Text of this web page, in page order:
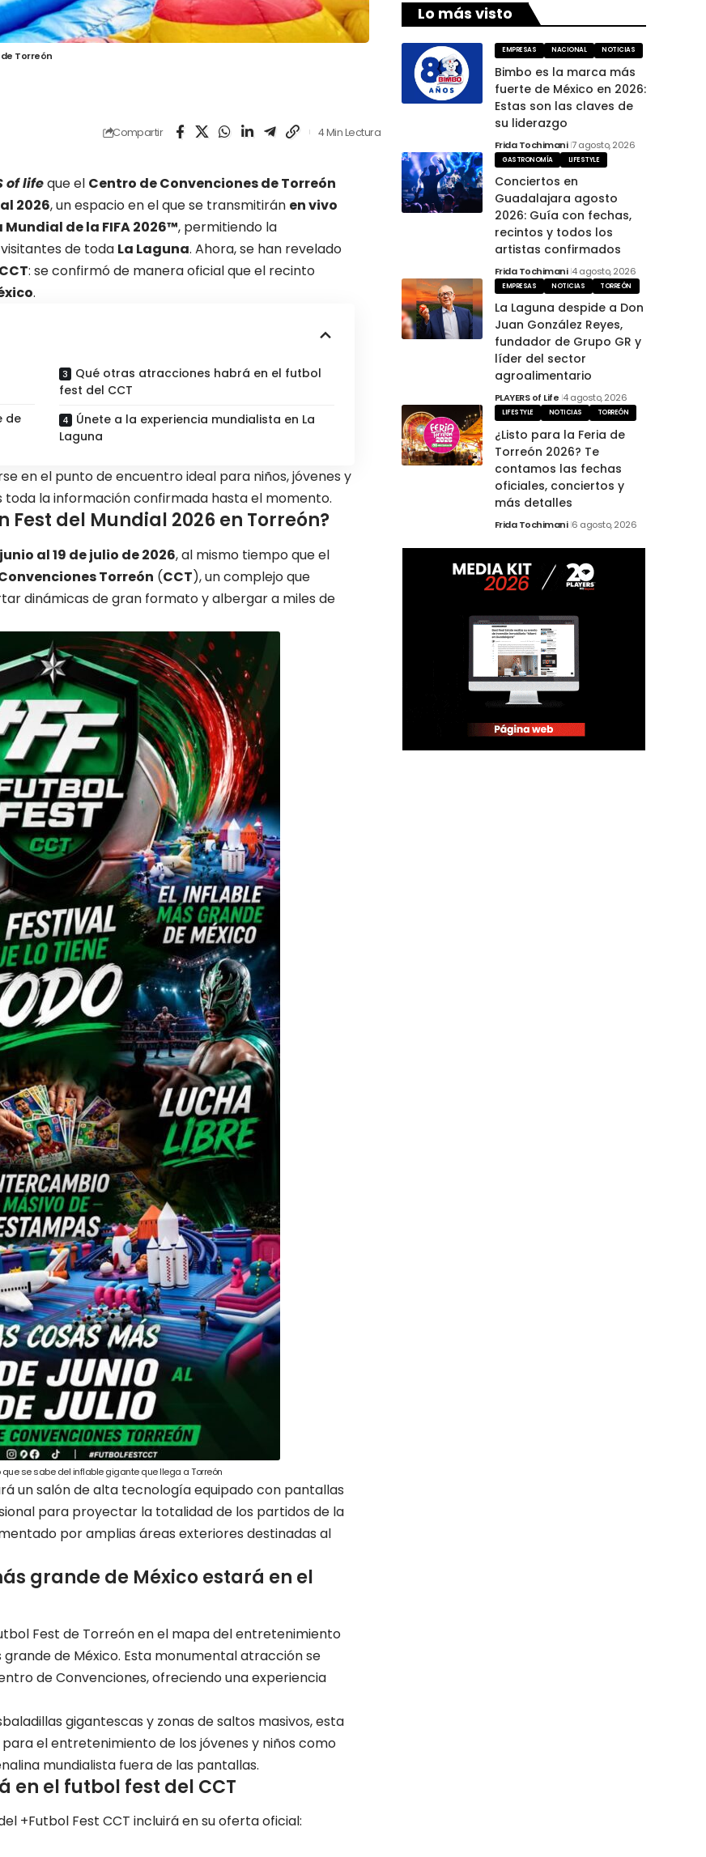
Torreón
Compartir 4 Min Lectura
of lifeque el Centro de Convenciones de Torreón
2026, un espacio en el que se transmitirán en vivo
Mundial de la FIFA 2026™, permitiendo la
de toda La Laguna. Ahora, se han revelado
: se confirmó de manera oficial que el recinto
.
de
Qué otras atracciones habrá en el futbol
fest del CCT
Únete a la experiencia mundialista en La
Laguna
en el punto de encuentro ideal para niños, jóvenes y
la información confirmada hasta el momento.
Fest del Mundial 2026 en Torreón?
junio al 19 de julio de 2026, al mismo tiempo que el
Torreón (CCT), un complejo que
dinámicas de gran formato y albergar a miles de
que se sabe del inflable gigante que llega a Torreón
un salón de alta tecnología equipado con pantallas
para proyectar la totalidad de los partidos de la
por amplias áreas exteriores destinadas al
grande de México estará en el
Fest de Torreón en el mapa del entretenimiento
de México. Esta monumental atracción se
de Convenciones, ofreciendo una experiencia
gigantescas y zonas de saltos masivos, esta
el entretenimiento de los jóvenes y niños como
mundialista fuera de las pantallas.
en el futbol fest del CCT
+Futbol Fest CCT incluirá en su oferta oficial:
Lo más visto
EMPRESAS NACIONAL NOTICIAS
Bimbo es la marca más
fuerte de México en 2026:
Estas son las claves de
su liderazgo
Frida Tochimani 7 agosto, 2026
GASTRONOMÍA LIFESTYLE
Conciertos en
Guadalajara agosto
2026: Guía con fechas,
recintos y todos los
artistas confirmados
Frida Tochimani 4 agosto, 2026
EMPRESAS NOTICIAS TORREÓN
La Laguna despide a Don
Juan González Reyes,
fundador de Grupo GR y
líder del sector
agroalimentario
PLAYERS of Life 4 agosto, 2026
LIFESTYLE NOTICIAS TORREÓN
¿Listo para la Feria de
Torreón 2026? Te
contamos las fechas
oficiales, conciertos y
más detalles
Frida Tochimani 6 agosto, 2026